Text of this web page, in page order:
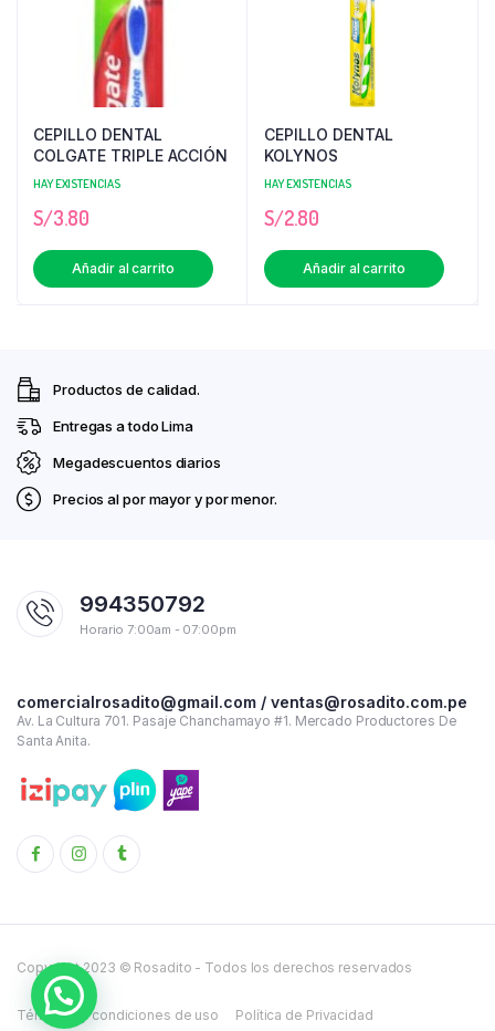
CEPILLO DENTAL
COLGATE TRIPLE ACCIÓN
HAY EXISTENCIAS
S/3.80
Añadir al carrito
CEPILLO DENTAL
KOLYNOS
HAY EXISTENCIAS
S/2.80
Añadir al carrito
Productos de calidad.
Entregas a todo Lima
Megadescuentos diarios
Precios al por mayor y por menor.
994350792
Horario 7:00am - 07:00pm
comercialrosadito@gmail.com / ventas@rosadito.com.pe
Av. La Cultura 701. Pasaje Chanchamayo #1. Mercado Productores De
Santa Anita.
Copyright 2023 © Rosadito - Todos los derechos reservados
Términos y condiciones de uso Política de Privacidad